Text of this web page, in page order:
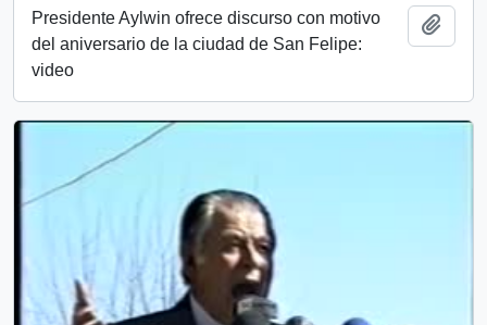
Presidente Aylwin ofrece discurso con motivo
del aniversario de la ciudad de San Felipe:
video